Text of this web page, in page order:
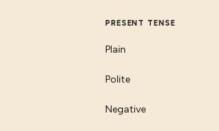
PRESENT TENSE
Plain
Polite
Negative